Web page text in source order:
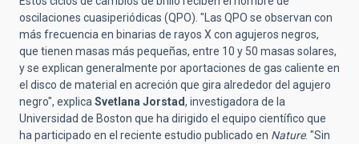
oscilaciones cuasiperiódicas (QPO). "Las QPO se observan con
más frecuencia en binarias de rayos X con agujeros negros,
que tienen masas más pequeñas, entre 10 y 50 masas solares,
y se explican generalmente por aportaciones de gas caliente en
el disco de material en acreción que gira alrededor del agujero
negro", explica Svetlana Jorstad, investigadora de la
Universidad de Boston que ha dirigido el equipo científico que
ha participado en el reciente estudio publicado en Nature. "Sin